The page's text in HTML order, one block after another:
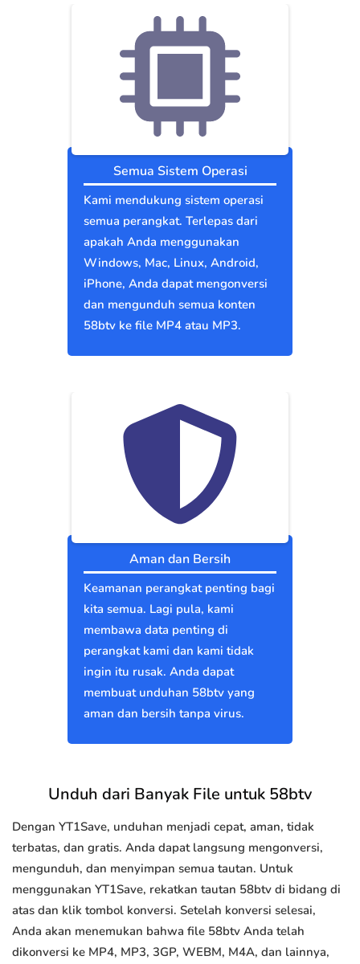
Semua Sistem Operasi
Kami mendukung sistem operasi
semua perangkat. Terlepas dari
apakah Anda menggunakan
Windows, Mac, Linux, Android,
iPhone, Anda dapat mengonversi
dan mengunduh semua konten
58btv ke file MP4 atau MP3.
Aman dan Bersih
Keamanan perangkat penting bagi
kita semua. Lagi pula, kami
membawa data penting di
perangkat kami dan kami tidak
ingin itu rusak. Anda dapat
membuat unduhan 58btv yang
aman dan bersih tanpa virus.
Unduh dari Banyak File untuk 58btv
Dengan YT1Save, unduhan menjadi cepat, aman, tidak
terbatas, dan gratis. Anda dapat langsung mengonversi,
mengunduh, dan menyimpan semua tautan. Untuk
menggunakan YT1Save, rekatkan tautan 58btv di bidang di
atas dan klik tombol konversi. Setelah konversi selesai,
Anda akan menemukan bahwa file 58btv Anda telah
dikonversi ke MP4, MP3, 3GP, WEBM, M4A, dan lainnya,